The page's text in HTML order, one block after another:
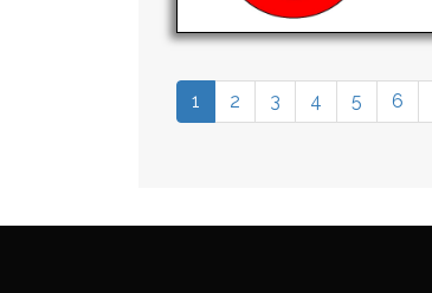
1 2 3 4 5 6